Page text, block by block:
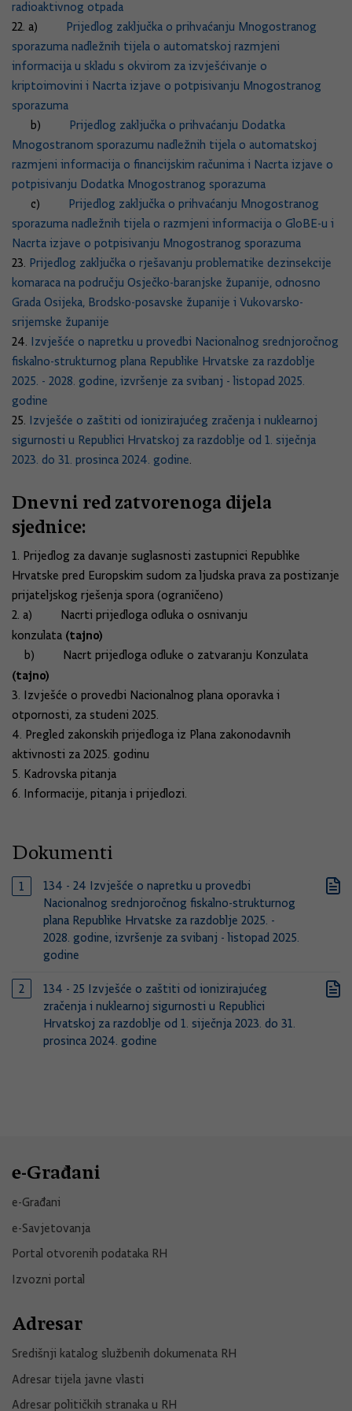
radioaktivnog otpada
22. a) Prijedlog zaključka o prihvaćanju Mnogostranog
sporazuma nadležnih tijela o automatskoj razmjeni
informacija u skladu s okvirom za izvješćivanje o
kriptoimovini i Nacrta izjave o potpisivanju Mnogostranog
sporazuma
b) Prijedlog zaključka o prihvaćanju Dodatka
Mnogostranom sporazumu nadležnih tijela o automatskoj
razmjeni informacija o financijskim računima i Nacrta izjave o
potpisivanju Dodatka Mnogostranog sporazuma
c) Prijedlog zaključka o prihvaćanju Mnogostranog
sporazuma nadležnih tijela o razmjeni informacija o GloBE-u i
Nacrta izjave o potpisivanju Mnogostranog sporazuma
23. Prijedlog zaključka o rješavanju problematike dezinsekcije
komaraca na području Osječko-baranjske županije, odnosno
Grada Osijeka, Brodsko-posavske županije i Vukovarsko-
srijemske županije
24. Izvješće o napretku u provedbi Nacionalnog srednjoročnog
fiskalno-strukturnog plana Republike Hrvatske za razdoblje
2025. - 2028. godine, izvršenje za svibanj - listopad 2025.
godine
25. Izvješće o zaštiti od ionizirajućeg zračenja i nuklearnoj
sigurnosti u Republici Hrvatskoj za razdoblje od 1. siječnja
2023. do 31. prosinca 2024. godine.
Dnevni red zatvorenoga dijela
sjednice:
1. Prijedlog za davanje suglasnosti zastupnici Republike
Hrvatske pred Europskim sudom za ljudska prava za postizanje
prijateljskog rješenja spora (ograničeno)
2. a) Nacrti prijedloga odluka o osnivanju
konzulata (tajno)
b) Nacrt prijedloga odluke o zatvaranju Konzulata
(tajno)
3. Izvješće o provedbi Nacionalnog plana oporavka i
otpornosti, za studeni 2025.
4. Pregled zakonskih prijedloga iz Plana zakonodavnih
aktivnosti za 2025. godinu
5. Kadrovska pitanja
6. Informacije, pitanja i prijedlozi.
Dokumenti
134 - 24 Izvješće o napretku u provedbi
Nacionalnog srednjoročnog fiskalno-strukturnog
plana Republike Hrvatske za razdoblje 2025. -
2028. godine, izvršenje za svibanj - listopad 2025.
godine
134 - 25 Izvješće o zaštiti od ionizirajućeg
zračenja i nuklearnoj sigurnosti u Republici
Hrvatskoj za razdoblje od 1. siječnja 2023. do 31.
prosinca 2024. godine
e-Građani
e-Građani
e-Savjetovanja
Portal otvorenih podataka RH
Izvozni portal
Adresar
Središnji katalog službenih dokumenata RH
Adresar tijela javne vlasti
Adresar političkih stranaka u RH